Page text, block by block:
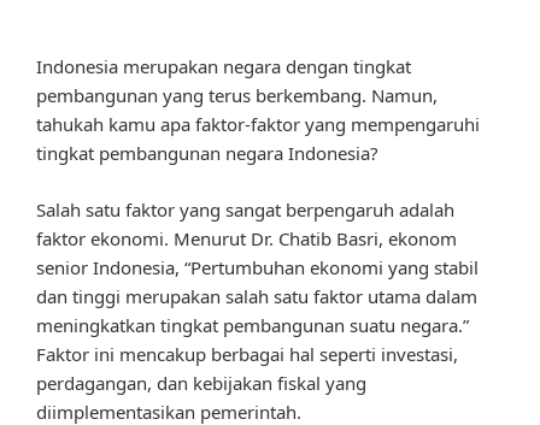
Indonesia merupakan negara dengan tingkat
pembangunan yang terus berkembang. Namun,
tahukah kamu apa faktor-faktor yang mempengaruhi
tingkat pembangunan negara Indonesia?
Salah satu faktor yang sangat berpengaruh adalah
faktor ekonomi. Menurut Dr. Chatib Basri, ekonom
senior Indonesia, “Pertumbuhan ekonomi yang stabil
dan tinggi merupakan salah satu faktor utama dalam
meningkatkan tingkat pembangunan suatu negara.”
Faktor ini mencakup berbagai hal seperti investasi,
perdagangan, dan kebijakan fiskal yang
diimplementasikan pemerintah.